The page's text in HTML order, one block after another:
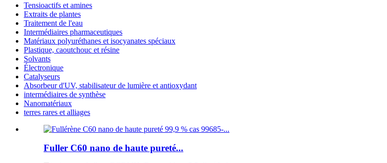
Tensioactifs et amines
Extraits de plantes
Traitement de l'eau
Intermédiaires pharmaceutiques
Matériaux polyuréthanes et isocyanates spéciaux
Plastique, caoutchouc et résine
Solvants
Électronique
Catalyseurs
Absorbeur d'UV, stabilisateur de lumière et antioxydant
intermédiaires de synthèse
Nanomatériaux
terres rares et alliages
Fuller C60 nano de haute pureté...